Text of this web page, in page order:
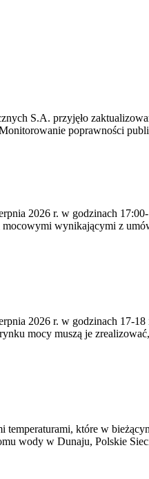
S.A. przyjęło
poprawności
2026 r. w godzinach
wynikającymi z
2026 r. w godzinach 17-
mocy muszą je
które w
wody w Dunaju, Polskie